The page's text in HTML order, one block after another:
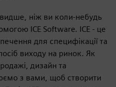
ніж ви коли-небудь
ICE Software. ICE - це
для специфікації та
виходу на ринок. Як
дизайн та
з вами, щоб створити